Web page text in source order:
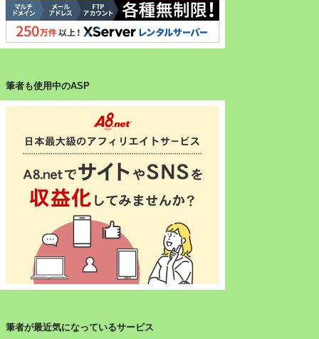
筆者も使用中のASP
筆者が最近気になっているサービス